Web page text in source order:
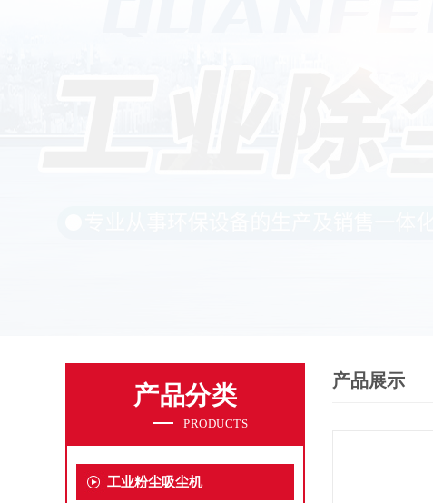
产品分类
PRODUCTS
工业粉尘吸尘机
产品展示